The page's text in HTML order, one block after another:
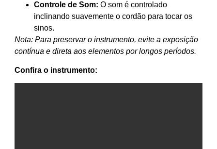
Controle de Som: O som é controlado
inclinando suavemente o cordão para tocar os
sinos.
Nota: Para preservar o instrumento, evite a exposição
contínua e direta aos elementos por longos períodos.
Confira o instrumento: